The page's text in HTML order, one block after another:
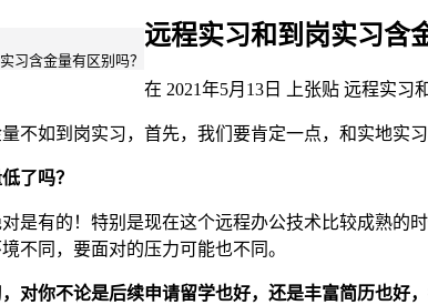
习含金量有区别吗？
远程实习和到岗实习含
在 2021年5月13日 上张贴 远程实习
不如到岗实习，首先，我们要肯定一点，和实地实
了吗？
是有的！特别是现在这个远程办公技术比较成熟
不同，要面对的压力可能也不同。
对你不论是后续申请留学也好，还是丰富简历也好